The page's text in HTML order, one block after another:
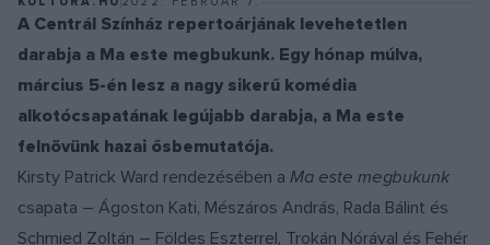
A Centrál Színház repertoárjának levehetetlen
darabja a Ma este megbukunk. Egy hónap múlva,
március 5-én lesz a nagy sikerű komédia
alkotócsapatának legújabb darabja, a Ma este
felnövünk hazai ősbemutatója.
Kirsty Patrick Ward rendezésében a Ma este megbukunk
csapata – Ágoston Kati, Mészáros András, Rada Bálint és
Schmied Zoltán – Földes Eszterrel, Trokán Nórával és Fehér